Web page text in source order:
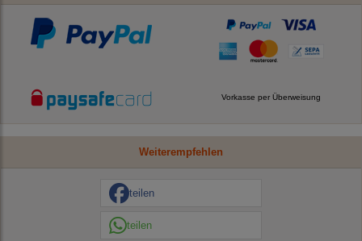
Vorkasse per Überweisung
Weiterempfehlen
teilen
teilen